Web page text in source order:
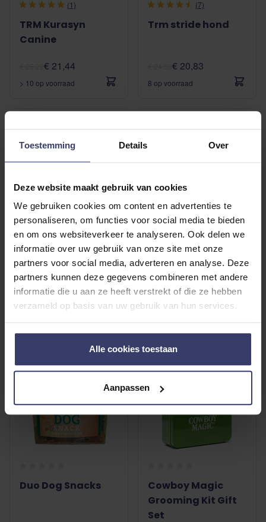
Toestemming Details Over
Deze website maakt gebruik van cookies
We gebruiken cookies om content en advertenties te
personaliseren, om functies voor social media te bieden
en om ons websiteverkeer te analyseren. Ook delen we
informatie over uw gebruik van onze site met onze
partners voor social media, adverteren en analyse. Deze
partners kunnen deze gegevens combineren met andere
informatie die u aan ze heeft verstrekt of die ze hebben
verzameld op basis van uw gebruik van hun services.
Alle cookies toestaan
Aanpassen
(1)
TRM Kurasyn
Canine
€ 21,44
> 10 op voorraad
(7)
Trm stride hond
€ 20,83
8 op voorraad
Hippotonic
Stoomborstel 2.0
€ 8,95
Hippotonic
Stoomborstel
€ 8,95
Duo Dog Snacks
Cowboy Magic
Grooming Kit Gift
Set